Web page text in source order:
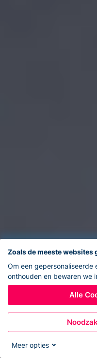
Zoals de meeste
Om een gepersonaliseerde
onthouden en bewaren we
Alle
Meer opties